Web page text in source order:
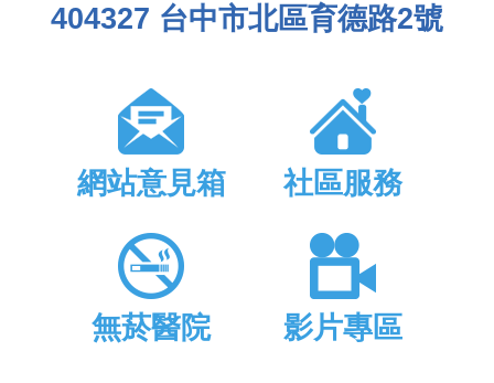
404327 台中市北區育德路2號
網站意見箱 社區服務
無菸醫院 影片專區